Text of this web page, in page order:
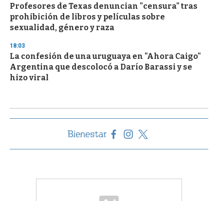
Profesores de Texas denuncian "censura" tras
prohibición de libros y películas sobre
sexualidad, género y raza
18:03
La confesión de una uruguaya en "Ahora Caigo"
Argentina que descolocó a Darío Barassi y se
hizo viral